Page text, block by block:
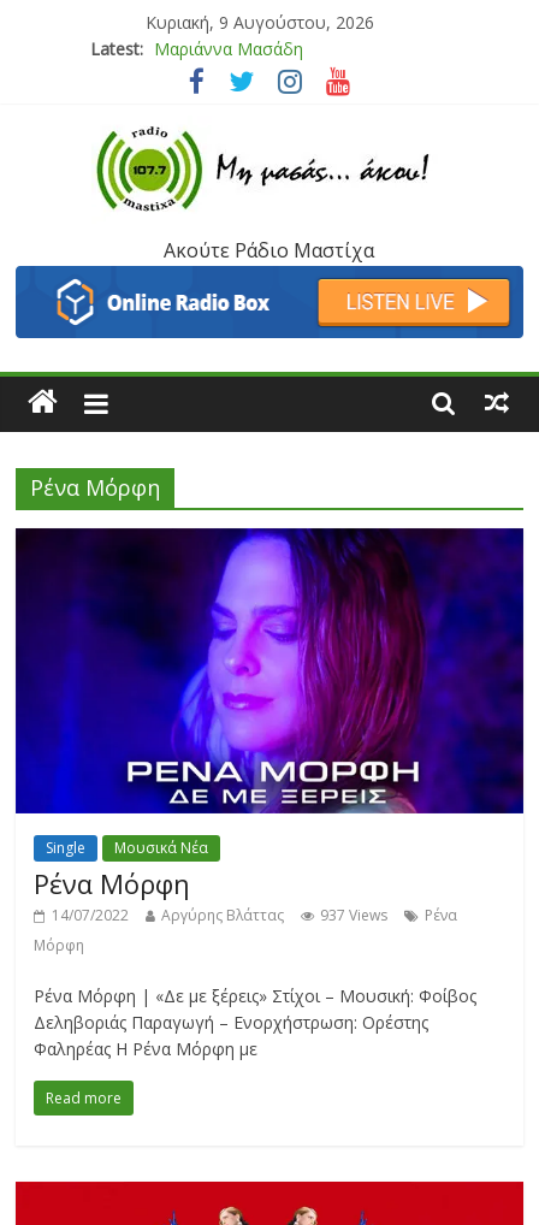
Κυριακή, 9 Αυγούστου, 2026
Latest: Τάνια Μπρεάζου
Bliss
Μάνος Τρυπιάς & Γιώργος Στρατάκης
Ιορδάνης Αγαπητός
Μαριάννα Μασάδη
Ακούτε Ράδιο Μαστίχα
Ρένα Μόρφη
Single Μουσικά Νέα
Ρένα Μόρφη
14/07/2022 Αργύρης Βλάττας 937 Views
Ρένα
Μόρφη
Ρένα Μόρφη | «Δε με ξέρεις» Στίχοι – Μουσική: Φοίβος
Δεληβοριάς Παραγωγή – Ενορχήστρωση: Ορέστης
Φαληρέας Η Ρένα Μόρφη με
Read more